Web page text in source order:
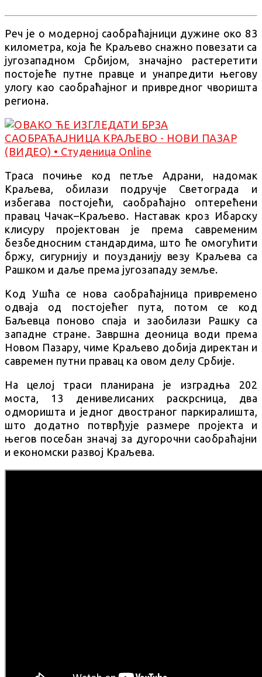
Реч је о модерној саобраћајници дужине око 83
километра, која ће Краљево снажно повезати са
југозападном Србијом, значајно растеретити
постојеће путне правце и унапредити његову
улогу као саобраћајног и привредног чворишта
региона.
Траса почиње код петље Адрани, надомак
Краљева, обилази подручје Светограда и
избегава постојећи, саобраћајно оптерећени
правац Чачак–Краљево. Наставак кроз Ибарску
клисуру пројектован је према савременим
безбедносним стандардима, што ће омогућити
бржу, сигурнију и поузданију везу Краљева са
Рашком и даље према југозападу земље.
Код Ушћа се нова саобраћајница привремено
одваја од постојећег пута, потом се код
Баљевца поново спаја и заобилази Рашку са
западне стране. Завршна деоница води према
Новом Пазару, чиме Краљево добија директан и
савремен путни правац ка овом делу Србије.
На целој траси планирана је изградња 202
моста, 13 денивелисаних раскрсница, два
одморишта и једног двостраног паркиралишта,
што додатно потврђује размере пројекта и
његов посебан значај за дугорочни саобраћајни
и економски развој Краљева.